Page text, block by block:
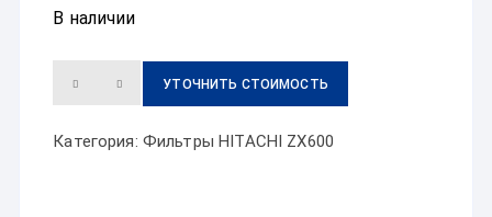
В наличии
УТОЧНИТЬ СТОИМОСТЬ
Категория: Фильтры HITACHI ZX600